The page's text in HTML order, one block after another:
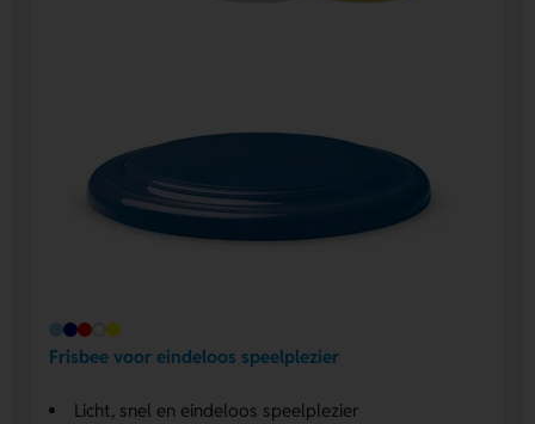
Frisbee voor eindeloos speelplezier
Licht, snel en eindeloos speelplezier